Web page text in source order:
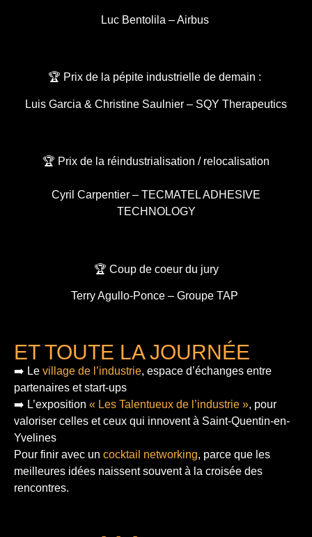
Luc Bentolila – Airbus
🏆 Prix de la pépite industrielle de demain :
Luis Garcia & Christine Saulnier – SQY Therapeutics
🏆 Prix de la réindustrialisation / relocalisation
Cyril Carpentier – TECMATEL ADHESIVE
TECHNOLOGY
🏆 Coup de coeur du jury
Terry Agullo-Ponce – Groupe TAP
ET TOUTE LA JOURNÉE
➡️ Le village de l’industrie, espace d’échanges entre
partenaires et start-ups
➡️ L’exposition « Les Talentueux de l’industrie », pour
valoriser celles et ceux qui innovent à Saint-Quentin-en-
Yvelines
Pour finir avec un cocktail networking, parce que les
meilleures idées naissent souvent à la croisée des
rencontres.